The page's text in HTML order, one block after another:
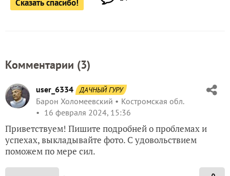
Сказать спасибо!
Комментарии (3)
user_6334 ДАЧНЫЙ ГУРУ
Барон Холомеевский
Костромская обл.
16 февраля 2024, 15:36
Приветствуем! Пишите подробней о проблемах и
успехах, выкладывайте фото. С удовольствием
поможем по мере сил.